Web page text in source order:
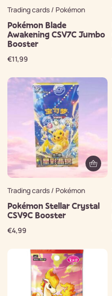
Trading cards / Pokémon
Pokémon Blade
Awakening CSV7C Jumbo
Booster
€11,99
Trading cards / Pokémon
Pokémon Stellar Crystal
CSV9C Booster
€4,99